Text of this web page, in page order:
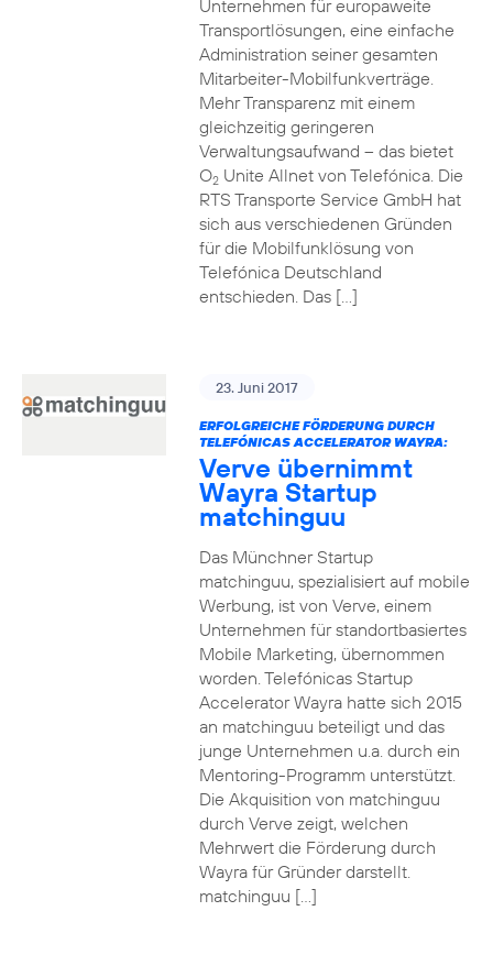
Unternehmen für europaweite
Transportlösungen, eine einfache
Administration seiner gesamten
Mitarbeiter-Mobilfunkverträge.
Mehr Transparenz mit einem
gleichzeitig geringeren
Verwaltungsaufwand – das bietet
O2Unite Allnet von Telefónica. Die
RTS Transporte Service GmbH hat
sich aus verschiedenen Gründen
für die Mobilfunklösung von
Telefónica Deutschland
entschieden. Das […]
23. Juni 2017
ERFOLGREICHE FÖRDERUNG DURCH
TELEFÓNICAS ACCELERATOR WAYRA:
Verve übernimmt
Wayra Startup
matchinguu
Das Münchner Startup
matchinguu, spezialisiert auf mobile
Werbung, ist von Verve, einem
Unternehmen für standortbasiertes
Mobile Marketing, übernommen
worden. Telefónicas Startup
Accelerator Wayra hatte sich 2015
an matchinguu beteiligt und das
junge Unternehmen u.a. durch ein
Mentoring-Programm unterstützt.
Die Akquisition von matchinguu
durch Verve zeigt, welchen
Mehrwert die Förderung durch
Wayra für Gründer darstellt.
matchinguu […]